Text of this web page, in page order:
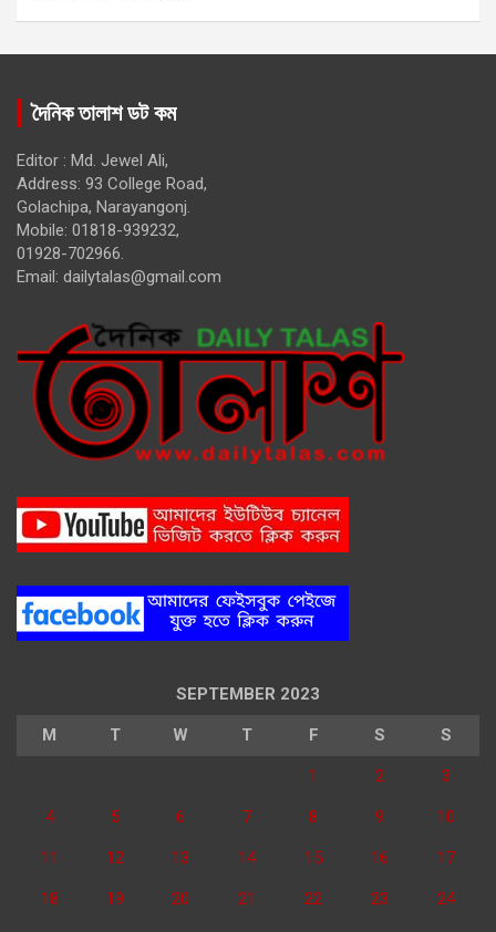
দৈনিক তালাশ ডট কম
Editor : Md. Jewel Ali,
Address: 93 College Road,
Golachipa, Narayangonj.
Mobile: 01818-939232,
01928-702966.
Email: dailytalas@gmail.com
SEPTEMBER 2023
M T W T F S S
1 2 3
4 5 6 7 8 9 10
11 12 13 14 15 16 17
18 19 20 21 22 23 24